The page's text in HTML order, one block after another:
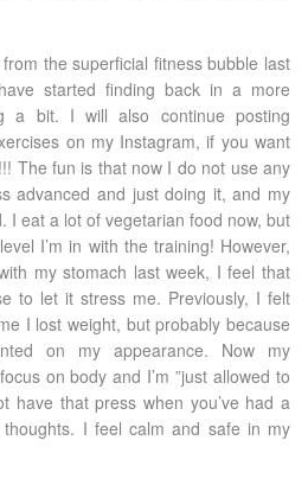
the superficial fitness bubble last
started finding back in a more
a bit. I will also continue posting
on my Instagram, if you want
The fun is that now I do not use any
advanced and just doing it, and my
I eat a lot of vegetarian food now, but
I’m in with the training! However,
my stomach last week, I feel that
to let it stress me. Previously, I felt
I lost weight, but probably because
on my appearance. Now my
on body and I’m ”just allowed to
have that press when you’ve had a
I feel calm and safe in my